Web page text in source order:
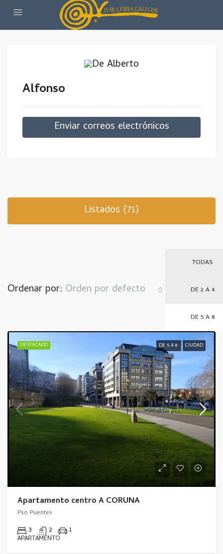
Alfonso
Enviar correos electrónicos
Listados (71)
TODAS
DE 2 A 4
DE 5 A 8
Ordenar por: Orden por defecto
DESTACADO DE 5 A 8 CIUDAD
Apartamento centro A CORUÑA
Pso Puentes
3 2 1
APARTAMENTO